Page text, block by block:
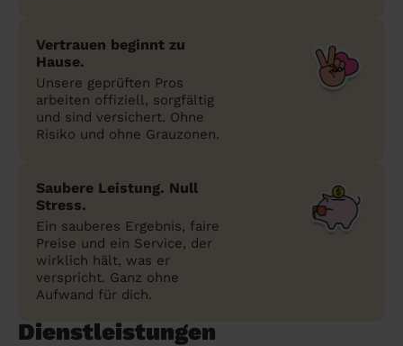
Vertrauen beginnt zu
Hause.
Unsere geprüften Pros
arbeiten offiziell, sorgfältig
und sind versichert. Ohne
Risiko und ohne Grauzonen.
Saubere Leistung. Null
Stress.
Ein sauberes Ergebnis, faire
Preise und ein Service, der
wirklich hält, was er
verspricht. Ganz ohne
Aufwand für dich.
Dienstleistungen